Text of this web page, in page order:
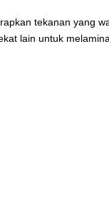
tekanan yang
lain untuk